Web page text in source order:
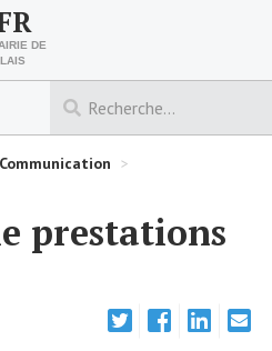
DE
Communication >
prestations